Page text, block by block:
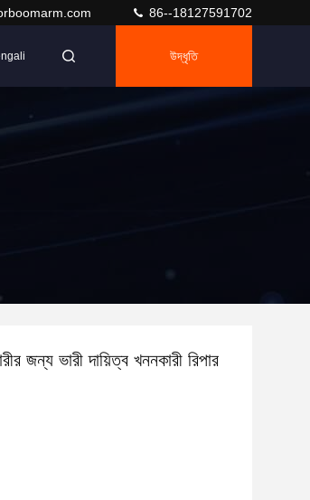
86--18127591702
উদ্ধৃতি
জন্য ভারী দায়িত্ব খননকারী রিপার